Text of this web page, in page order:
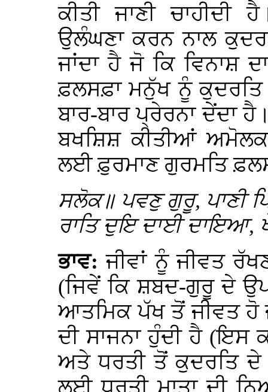
ਕੀਤੀ ਜਾਣੀ ਚਾਹੀਦੀ
ਉਲੰਘਣਾ ਕਰਨ ਨਾਲ
ਜਾਂਦਾ ਹੈ ਜੋ ਕਿ ਵਿਨਾਸ਼
ਫ਼ਲਸਫ਼ਾ ਮਨੁੱਖ ਨੂੰ ਕੁਦਰਤਿ
ਬਾਰ-ਬਾਰ ਪ੍ਰੇਰਨਾ ਦੇਂਦਾ
ਬਖਸ਼ਿਸ਼ ਕੀਤੀਆਂ ਅਮੋਲਕ
ਲਈ ਫ਼ੁਰਮਾਣ ਗੁਰਮਤਿ
ਸਲੋਕ॥ ਪਵਣੁ ਗੁਰੂ, ਪਾਣੀ
ਰਾਤਿ ਦੁਇ ਦਾਈ ਦਾਇਆ,
ਭਾਵ:ਜੀਵਾਂ ਨੂੰ ਜੀਵਤ
(ਜਿਵੇਂ ਕਿ ਸ਼ਬਦ-ਗੁਰੂ ਦੇ
ਆਤਮਿਕ ਪੱਖ ਤੋਂ ਜੀਵਤ ਹੋ
ਦੀ ਸਾਜਨਾ ਹੁੰਦੀ ਹੈ (ਇਸ
ਅਤੇ ਧਰਤੀ ਤੋਂ ਕੁਦਰਤਿ ਦੇ
ਲਈ ਧਰਤੀ ਮਾਤਾ ਦੀ